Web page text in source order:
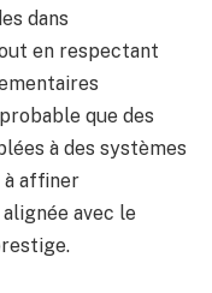
dans
en respectant
que des
à des systèmes
à affiner
avec le